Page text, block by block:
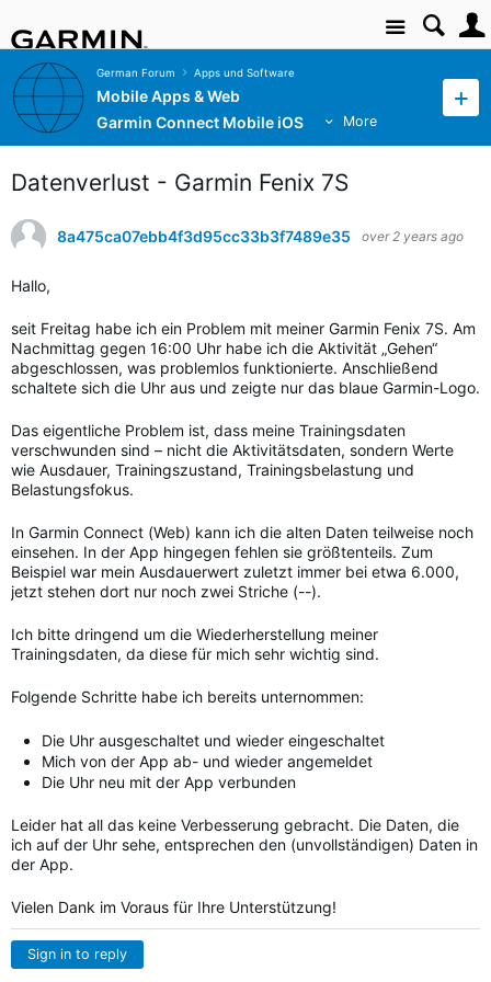
Site
German Forum Apps und Software
Mobile Apps & Web
Garmin Connect Mobile iOS
More
Datenverlust - Garmin Fenix 7S
8a475ca07ebb4f3d95cc33b3f7489e35 over 2 years ago
Hallo,
seit Freitag habe ich ein Problem mit meiner Garmin Fenix 7S. Am
Nachmittag gegen 16:00 Uhr habe ich die Aktivität „Gehen“
abgeschlossen, was problemlos funktionierte. Anschließend
schaltete sich die Uhr aus und zeigte nur das blaue Garmin-Logo.
Das eigentliche Problem ist, dass meine Trainingsdaten
verschwunden sind – nicht die Aktivitätsdaten, sondern Werte
wie Ausdauer, Trainingszustand, Trainingsbelastung und
Belastungsfokus.
In Garmin Connect (Web) kann ich die alten Daten teilweise noch
einsehen. In der App hingegen fehlen sie größtenteils. Zum
Beispiel war mein Ausdauerwert zuletzt immer bei etwa 6.000,
jetzt stehen dort nur noch zwei Striche (--).
Ich bitte dringend um die Wiederherstellung meiner
Trainingsdaten, da diese für mich sehr wichtig sind.
Folgende Schritte habe ich bereits unternommen:
Die Uhr ausgeschaltet und wieder eingeschaltet
Mich von der App ab- und wieder angemeldet
Die Uhr neu mit der App verbunden
Leider hat all das keine Verbesserung gebracht. Die Daten, die
ich auf der Uhr sehe, entsprechen den (unvollständigen) Daten in
der App.
Vielen Dank im Voraus für Ihre Unterstützung!
Sign in to reply